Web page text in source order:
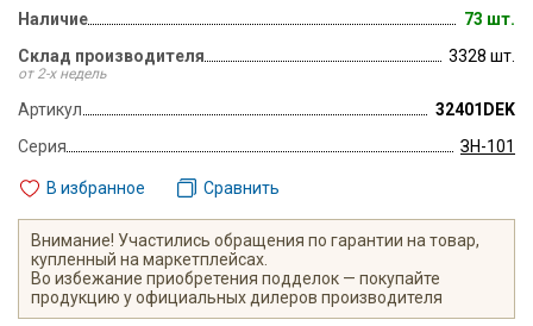
Наличие
73 шт.
Склад производителя
от 2-х недель
3328 шт.
Артикул
32401DEK
Серия
ЗН-101
В избранное Сравнить
Внимание! Участились обращения по гарантии на товар,
купленный на маркетплейсах.
Во избежание приобретения подделок — покупайте
продукцию у официальных дилеров производителя